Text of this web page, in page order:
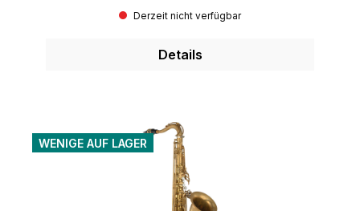
Derzeit nicht verfügbar
Details
WENIGE AUF LAGER